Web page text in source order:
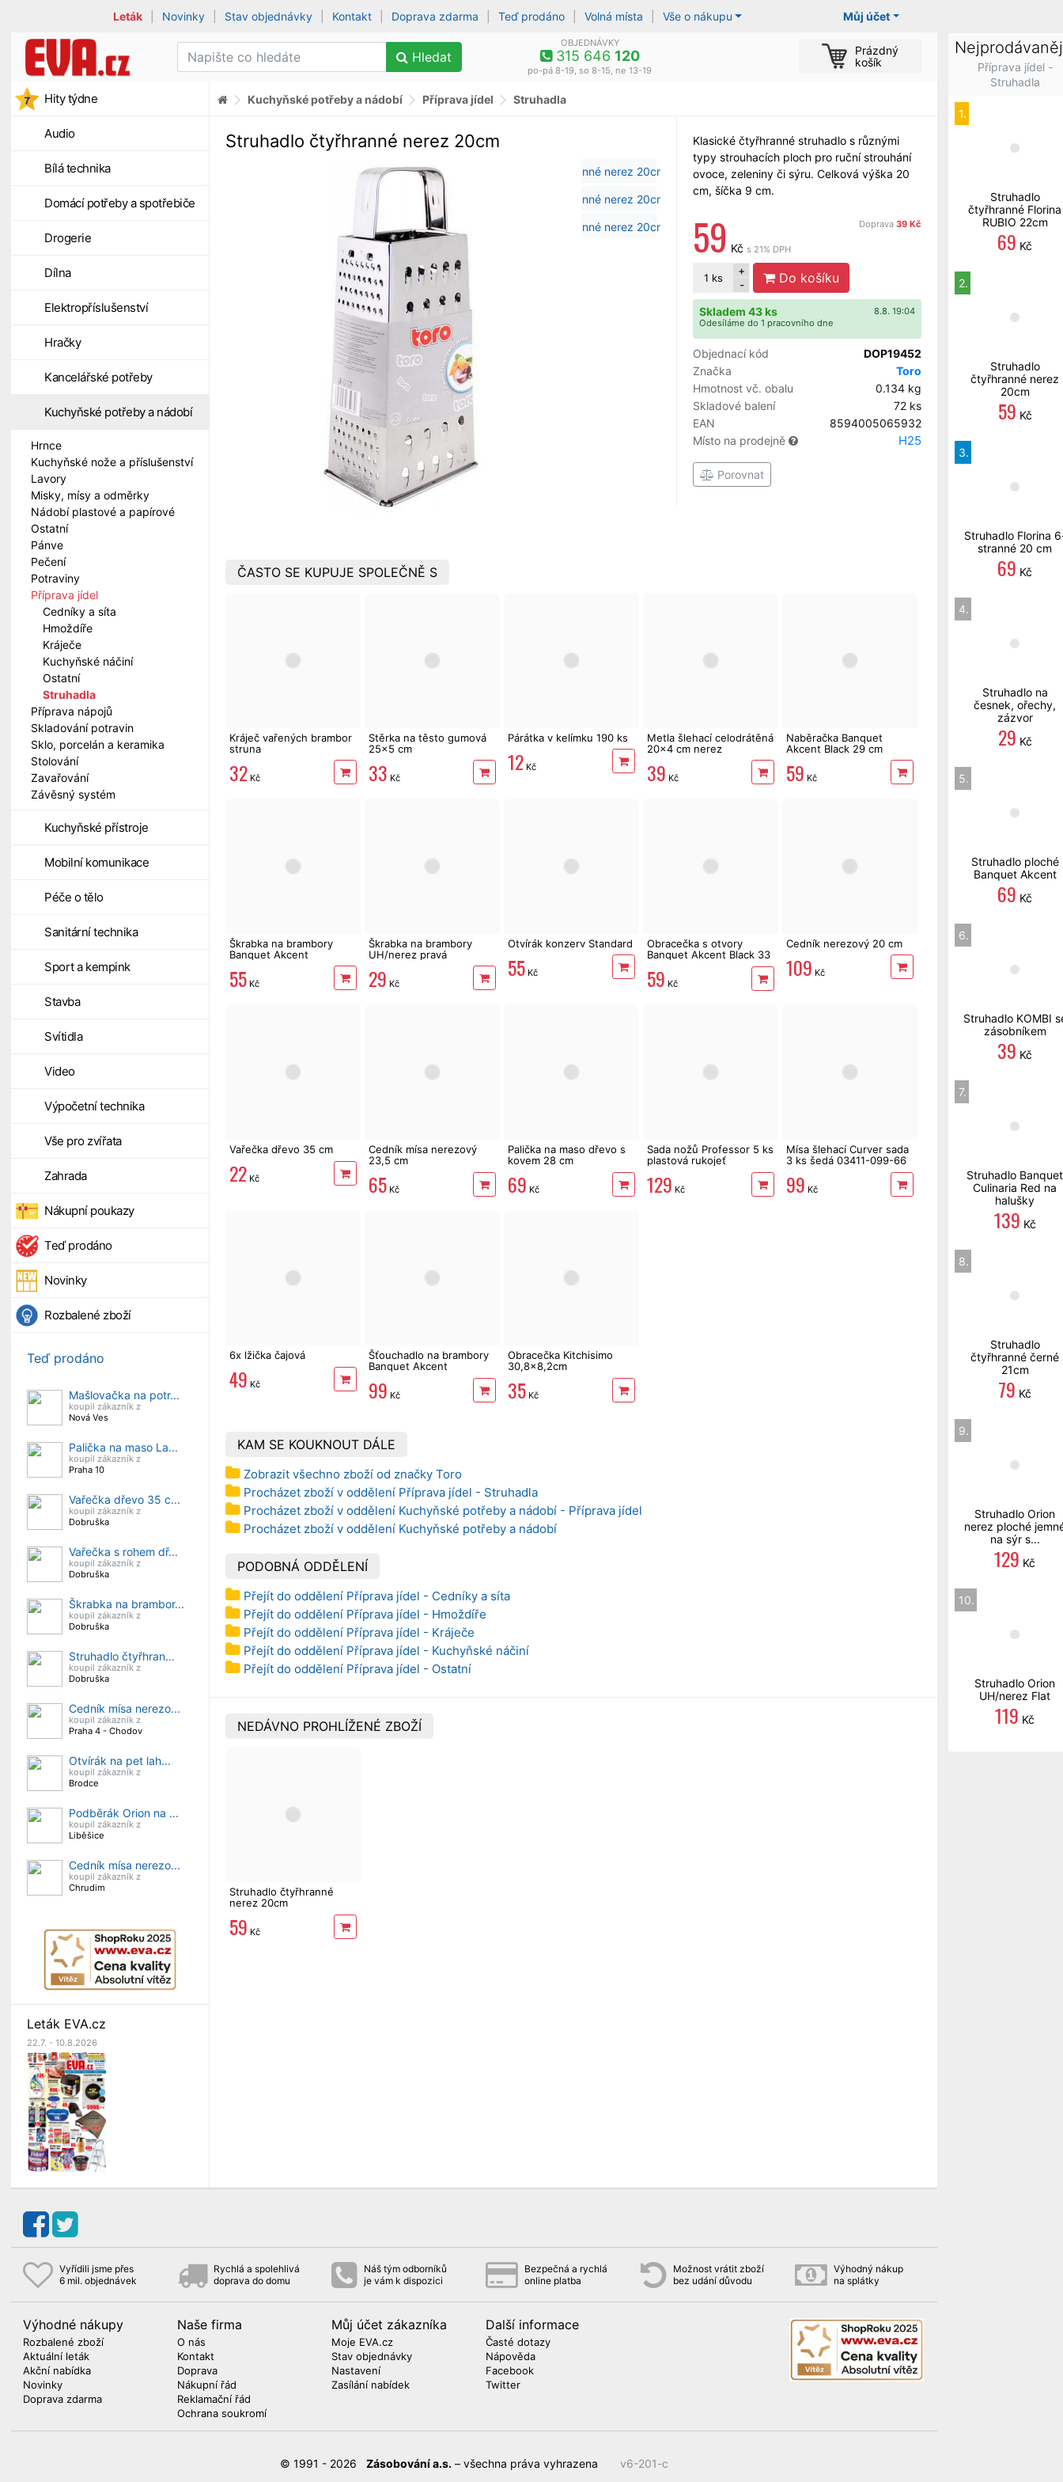
Můj účet
Leták Novinky Stav objednávky Kontakt Doprava zdarma Teď prodáno Volná místa Vše o nákupu
Hledat
OBJEDNÁVKY
315 646 120
po-pá 8-19, so 8-15, ne 13-19
Prázdný
košík
Hity týdne
Audio
Bílá technika
Domácí potřeby a spotřebiče
Drogerie
Dílna
Elektropříslušenství
Hračky
Kancelářské potřeby
Kuchyňské potřeby a nádobí
Hrnce
Kuchyňské nože a příslušenství
Lavory
Misky, mísy a odměrky
Nádobí plastové a papírové
Ostatní
Pánve
Pečení
Potraviny
Příprava jídel
Cedníky a síta
Hmoždíře
Kráječe
Kuchyňské náčiní
Ostatní
Struhadla
Příprava nápojů
Skladování potravin
Sklo, porcelán a keramika
Stolování
Zavařování
Závěsný systém
Kuchyňské přístroje
Mobilní komunikace
Péče o tělo
Sanitární technika
Sport a kempink
Stavba
Svítidla
Video
Výpočetní technika
Vše pro zvířata
Zahrada
Nákupní poukazy
Teď prodáno
Novinky
Rozbalené zboží
Teď prodáno
Mašlovačka na potr...
koupil zákazník z
Nová Ves
Palička na maso La...
koupil zákazník z
Praha 10
Vařečka dřevo 35 c...
koupil zákazník z
Dobruška
Vařečka s rohem dř...
koupil zákazník z
Dobruška
Škrabka na brambor...
koupil zákazník z
Dobruška
Struhadlo čtyřhran...
koupil zákazník z
Dobruška
Cedník mísa nerezo...
koupil zákazník z
Praha 4 - Chodov
Otvírák na pet lah...
koupil zákazník z
Brodce
Podběrák Orion na ...
koupil zákazník z
Liběšice
Cedník mísa nerezo...
koupil zákazník z
Chrudim
Leták EVA.cz
22.7. - 10.8.2026
Kuchyňské potřeby a nádobí Příprava jídel Struhadla
Klasické čtyřhranné struhadlo s různými
typy strouhacích ploch pro ruční strouhání
ovoce, zeleniny či sýru. Celková výška 20
cm, šíčka 9 cm.
Doprava 39 Kč
59 Kč s 21% DPH
1 ks
+
-
Do košíku
8.8. 19:04
Skladem 43 ks
Odesíláme do 1 pracovního dne
Objednací kód
DOP19452
Značka
Toro
Hmotnost vč. obalu
0.134 kg
Skladové balení
72 ks
EAN
8594005065932
Místo na prodejně
H25
Porovnat
Struhadlo čtyřhranné nerez 20cm
ČASTO SE KUPUJE SPOLEČNĚ S
Kráječ vařených brambor
struna
32 Kč
Stěrka na těsto gumová
25x5 cm
33 Kč
Párátka v kelímku 190 ks
12 Kč
Metla šlehací celodrátěná
20x4 cm nerez
39 Kč
Naběračka Banquet
Akcent Black 29 cm
59 Kč
Škrabka na brambory
Banquet Akcent
55 Kč
Škrabka na brambory
UH/nerez pravá
29 Kč
Otvírák konzerv Standard
55 Kč
Obracečka s otvory
Banquet Akcent Black 33
59 Kč
Cedník nerezový 20 cm
109 Kč
Vařečka dřevo 35 cm
22 Kč
Cedník mísa nerezový
23,5 cm
65 Kč
Palička na maso dřevo s
kovem 28 cm
69 Kč
Sada nožů Professor 5 ks
plastová rukojeť
129 Kč
Mísa šlehací Curver sada
3 ks šedá 03411-099-66
99 Kč
6x lžička čajová
49 Kč
Šťouchadlo na brambory
Banquet Akcent
99 Kč
Obracečka Kitchisimo
30,8x8,2cm
35 Kč
KAM SE KOUKNOUT DÁLE
Zobrazit všechno zboží od značky Toro
Procházet zboží v oddělení Příprava jídel - Struhadla
Procházet zboží v oddělení Kuchyňské potřeby a nádobí - Příprava jídel
Procházet zboží v oddělení Kuchyňské potřeby a nádobí
PODOBNÁ ODDĚLENÍ
Přejít do oddělení Příprava jídel - Cedníky a síta
Přejít do oddělení Příprava jídel - Hmoždíře
Přejít do oddělení Příprava jídel - Kráječe
Přejít do oddělení Příprava jídel - Kuchyňské náčiní
Přejít do oddělení Příprava jídel - Ostatní
NEDÁVNO PROHLÍŽENÉ ZBOŽÍ
Struhadlo čtyřhranné
nerez 20cm
59 Kč
Vyřídili jsme přes
6 mil. objednávek
Rychlá a spolehlivá
doprava do domu
Náš tým odborníků
je vám k dispozici
Bezpečná a rychlá
online platba
Možnost vrátit zboží
bez udání důvodu
Výhodný nákup
na splátky
Výhodné nákupy
Rozbalené zboží
Aktuální leták
Akční nabídka
Novinky
Doprava zdarma
Naše firma
O nás
Kontakt
Doprava
Nákupní řád
Reklamační řád
Ochrana soukromí
Můj účet zákazníka
Moje EVA.cz
Stav objednávky
Nastavení
Zasílání nabídek
Další informace
Časté dotazy
Nápověda
Facebook
Twitter
© 1991 - 2026 Zásobování a.s. – všechna práva vyhrazena v6-201-c
Příprava jídel -
Struhadla
1.
Struhadlo
čtyřhranné Florina
RUBIO 22cm
69 Kč
2.
Struhadlo
čtyřhranné nerez
20cm
59 Kč
3.
Struhadlo Florina
stranné 20 cm
69 Kč
4.
Struhadlo na
česnek, ořechy,
zázvor
29 Kč
5.
Struhadlo ploché
Banquet Akcent
69 Kč
6.
Struhadlo KOMBI
zásobníkem
39 Kč
7.
Struhadlo Banquet
Culinaria Red na
halušky
139 Kč
8.
Struhadlo
čtyřhranné černé
21cm
79 Kč
9.
Struhadlo Orion
nerez ploché
na sýr s...
129 Kč
10.
Struhadlo Orion
UH/nerez Flat
119 Kč